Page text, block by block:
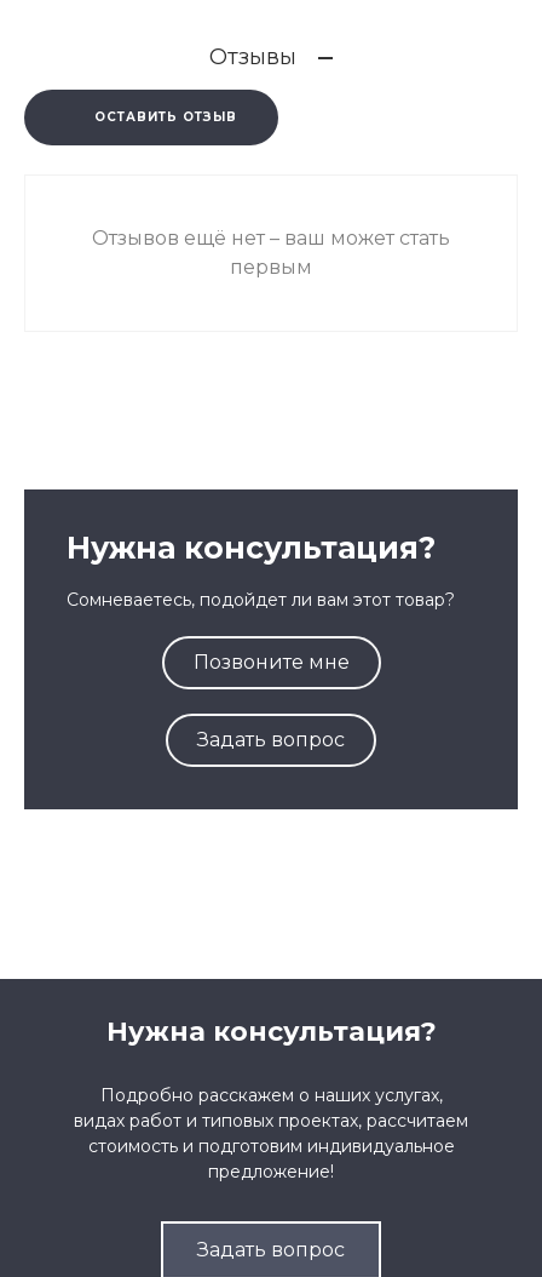
Отзывы
ОСТАВИТЬ ОТЗЫВ
Отзывов ещё нет – ваш может стать
первым
Нужна консультация?
Сомневаетесь, подойдет ли вам этот товар?
Позвоните мне
Задать вопрос
Нужна консультация?
Подробно расскажем о наших услугах,
видах работ и типовых проектах, рассчитаем
стоимость и подготовим индивидуальное
предложение!
Задать вопрос